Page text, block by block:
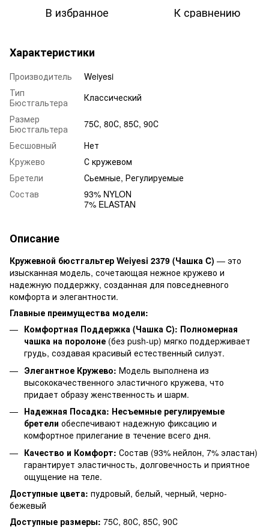
В избранное К сравнению
Характеристики
Производитель
Weiyesi
Тип
Бюстгальтера
Классический
Размер
Бюстгальтера
75С, 80С, 85С, 90С
Бесшовный
Нет
Кружево
С кружевом
Бретели
Сьемные, Регулируемые
Состав
93% NYLON
7% ELASTAN
Описание
Кружевной бюстгальтер Weiyesi 2379 (Чашка C) — это
изысканная модель, сочетающая нежное кружево и
надежную поддержку, созданная для повседневного
комфорта и элегантности.
Главные преимущества модели:
Комфортная Поддержка (Чашка C): Полномерная
чашка на поролоне (без push-up) мягко поддерживает
грудь, создавая красивый естественный силуэт.
Элегантное Кружево: Модель выполнена из
высококачественного эластичного кружева, что
придает образу женственность и шарм.
Надежная Посадка: Несъемные регулируемые
бретели обеспечивают надежную фиксацию и
комфортное прилегание в течение всего дня.
Качество и Комфорт: Состав (93% нейлон, 7% эластан)
гарантирует эластичность, долговечность и приятное
ощущение на теле.
Доступные цвета: пудровый, белый, черный, черно-
бежевый
Доступные размеры: 75С, 80С, 85С, 90С